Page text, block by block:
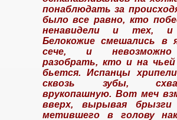
понаблюдать за
было все равно, кто
ненавидели и тех, и
Белокожие смешались в
сече, и
разобрать, кто и на
бьется. Испанцы
сквозь зубы,
врукопашную. Вот меч
вверх, вырывая
метившего в голову